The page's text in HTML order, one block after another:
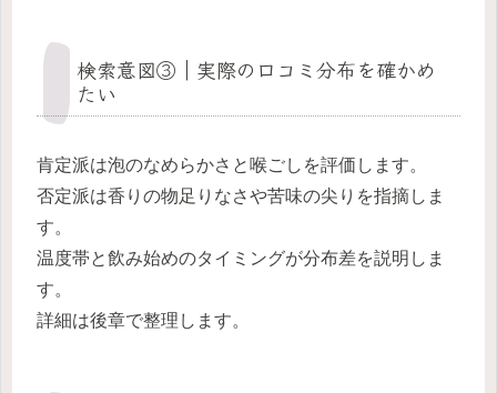
検索意図③｜実際の口コミ分布を確かめ
たい
肯定派は泡のなめらかさと喉ごしを評価します。
否定派は香りの物足りなさや苦味の尖りを指摘しま
す。
温度帯と飲み始めのタイミングが分布差を説明しま
す。
詳細は後章で整理します。